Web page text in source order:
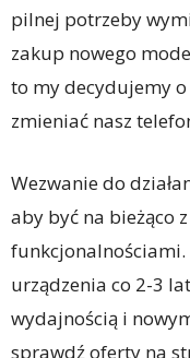
pilnej potrzeby
zakup nowego
to my decydujemy
zmieniać nasz
Wezwanie do
aby być na bieżąco
urządzenia co 2-3
wydajnością i
sprawdź oferty na